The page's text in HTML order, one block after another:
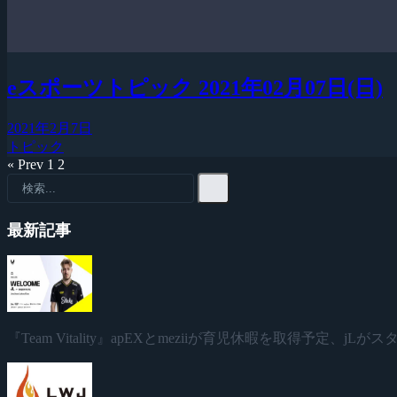
eスポーツトピック 2021年02月07日(日)
2021年2月7日
トピック
« Prev 1 2
最新記事
『Team Vitality』apEXとmeziiが育児休暇を取得予定、jLがス